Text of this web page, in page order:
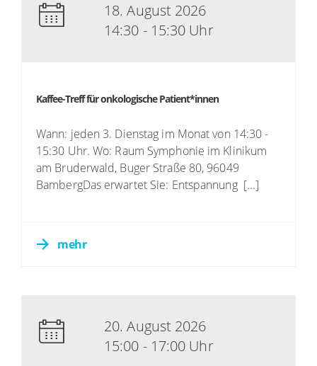
18. August 2026
14:30 - 15:30 Uhr
Kaffee-Treff für onkologische Patient*innen
Wann: jeden 3. Dienstag im Monat von 14:30 -
15:30 Uhr. Wo: Raum Symphonie im Klinikum
am Bruderwald, Buger Straße 80, 96049
BambergDas erwartet Sie: Entspannung [...]
mehr
20. August 2026
15:00 - 17:00 Uhr